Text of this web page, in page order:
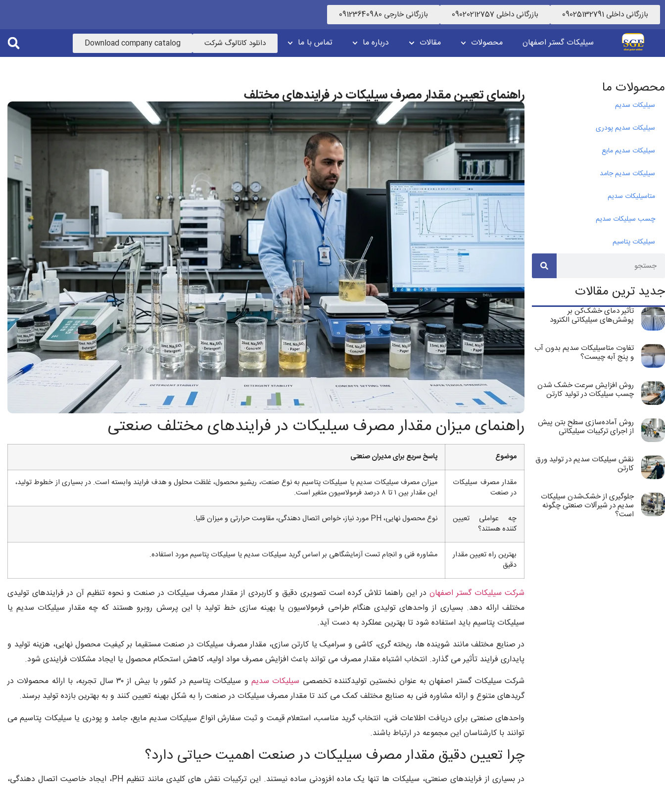
بازرگانی داخلی 09025132791 بازرگانی داخلی 09020212757 بازرگانی خارجی 09123640980
سیلیکات گستر اصفهان محصولات مقالات درباره ما تماس با ما دانلود کاتالوگ شرکت Download company catalog
محصولات ما
سیلیکات سدیم
سیلیکات سدیم پودری
سیلیکات سدیم مایع
سیلیکات سدیم جامد
متاسیلیکات سدیم
چسب سیلیکات سدیم
سیلیکات پتاسیم
جدید ترین مقالات
تأثیر دمای خشک‌کن بر
پوشش‌های سیلیکاتی الکترود
تفاوت متاسیلیکات سدیم بدون آب
و پنج آبه چیست؟
روش افزایش سرعت خشک شدن
چسب سیلیکات در تولید کارتن
روش آماده‌سازی سطح بتن پیش
از اجرای ترکیبات سیلیکاتی
نقش سیلیکات سدیم در تولید ورق
کارتن
جلوگیری از خشک‌شدن سیلیکات
سدیم در شیرآلات صنعتی چگونه
است؟
راهنمای تعیین مقدار مصرف سیلیکات در فرایندهای مختلف
راهنمای میزان مقدار مصرف سیلیکات در فرایندهای مختلف صنعتی
موضوع پاسخ سریع برای مدیران صنعتی
مقدار مصرف سیلیکات
در صنعت
میزان مصرف سیلیکات سدیم یا سیلیکات پتاسیم به نوع صنعت، ریشیو محصول، غلظت محلول و هدف فرایند وابسته است. در بسیاری از خطوط تولید،
این مقدار بین ۱ تا ۸ درصد فرمولاسیون متغیر است.
چه عواملی تعیین
کننده هستند؟
نوع محصول نهایی، PH مورد نیاز، خواص اتصال دهندگی، مقاومت حرارتی و میزان قلیا.
بهترین راه تعیین مقدار
دقیق
مشاوره فنی و انجام تست آزمایشگاهی بر اساس گرید سیلیکات سدیم یا سیلیکات پتاسیم مورد استفاده.
شرکت سیلیکات گستر اصفهان در این راهنما تلاش کرده است تصویری دقیق و کاربردی از مقدار مصرف سیلیکات در صنعت و نحوه تنظیم آن در فرایندهای تولیدی
مختلف ارائه دهد. بسیاری از واحدهای تولیدی هنگام طراحی فرمولاسیون یا بهینه سازی خط تولید با این پرسش روبرو هستند که چه مقدار سیلیکات سدیم یا
سیلیکات پتاسیم باید استفاده شود تا بهترین عملکرد به دست آید.
در صنایع مختلف مانند شوینده ها، ریخته گری، کاشی و سرامیک یا کارتن سازی، مقدار مصرف سیلیکات در صنعت مستقیما بر کیفیت محصول نهایی، هزینه تولید و
پایداری فرایند تأثیر می گذارد. انتخاب اشتباه مقدار مصرف می تواند باعث افزایش مصرف مواد اولیه، کاهش استحکام محصول یا ایجاد مشکلات فرایندی شود.
شرکت سیلیکات گستر اصفهان به عنوان نخستین تولیدکننده تخصصی سیلیکات سدیم
و سیلیکات پتاسیم در کشور با بیش از ۳۰ سال تجربه، با ارائه محصولات در
گریدهای متنوع و ارائه مشاوره فنی به صنایع مختلف کمک می کند تا مقدار مصرف سیلیکات در صنعت را به شکل بهینه تعیین کنند و به بهترین بازده تولید برسند.
واحدهای صنعتی برای دریافت اطلاعات فنی، انتخاب گرید مناسب، استعلام قیمت و ثبت سفارش انواع سیلیکات سدیم مایع، جامد و پودری یا سیلیکات پتاسیم می
توانند با کارشناسان این مجموعه در ارتباط باشند.
چرا تعیین دقیق مقدار مصرف سیلیکات در صنعت اهمیت حیاتی دارد؟
در بسیاری از فرایندهای صنعتی، سیلیکات ها تنها یک ماده افزودنی ساده نیستند. این ترکیبات نقش های کلیدی مانند تنظیم PH، ایجاد خاصیت اتصال دهندگی،